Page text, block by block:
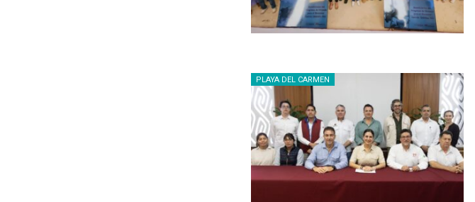
PLAYA DEL CARMEN